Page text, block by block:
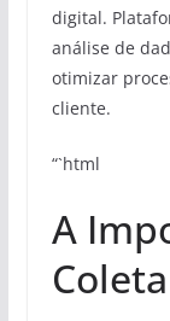
digital.
análise de
otimizar
cliente.
“`html
A